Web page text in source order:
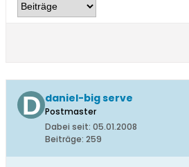
daniel-big serve
Postmaster
Dabei seit: 05.01.2008
Beiträge: 259